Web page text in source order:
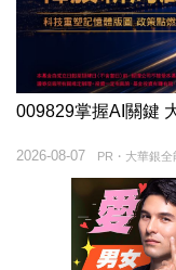
009829掌握AI關鍵
PR・大華銀
2026-08-07